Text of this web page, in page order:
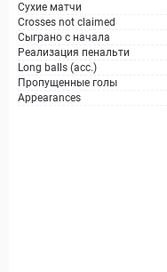
Сухие матчи
Crosses not claimed
Сыграно с начала
Реализация пенальти
Long balls (acc.)
Пропущенные голы
Appearances